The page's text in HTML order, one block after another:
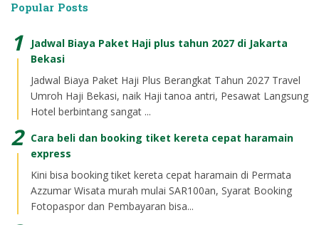
Popular Posts
Jadwal Biaya Paket Haji plus tahun 2027 di Jakarta
Bekasi
Jadwal Biaya Paket Haji Plus Berangkat Tahun 2027 Travel
Umroh Haji Bekasi, naik Haji tanoa antri, Pesawat Langsung
Hotel berbintang sangat ...
Cara beli dan booking tiket kereta cepat haramain
express
Kini bisa booking tiket kereta cepat haramain di Permata
Azzumar Wisata murah mulai SAR100an, Syarat Booking
Fotopaspor dan Pembayaran bisa...